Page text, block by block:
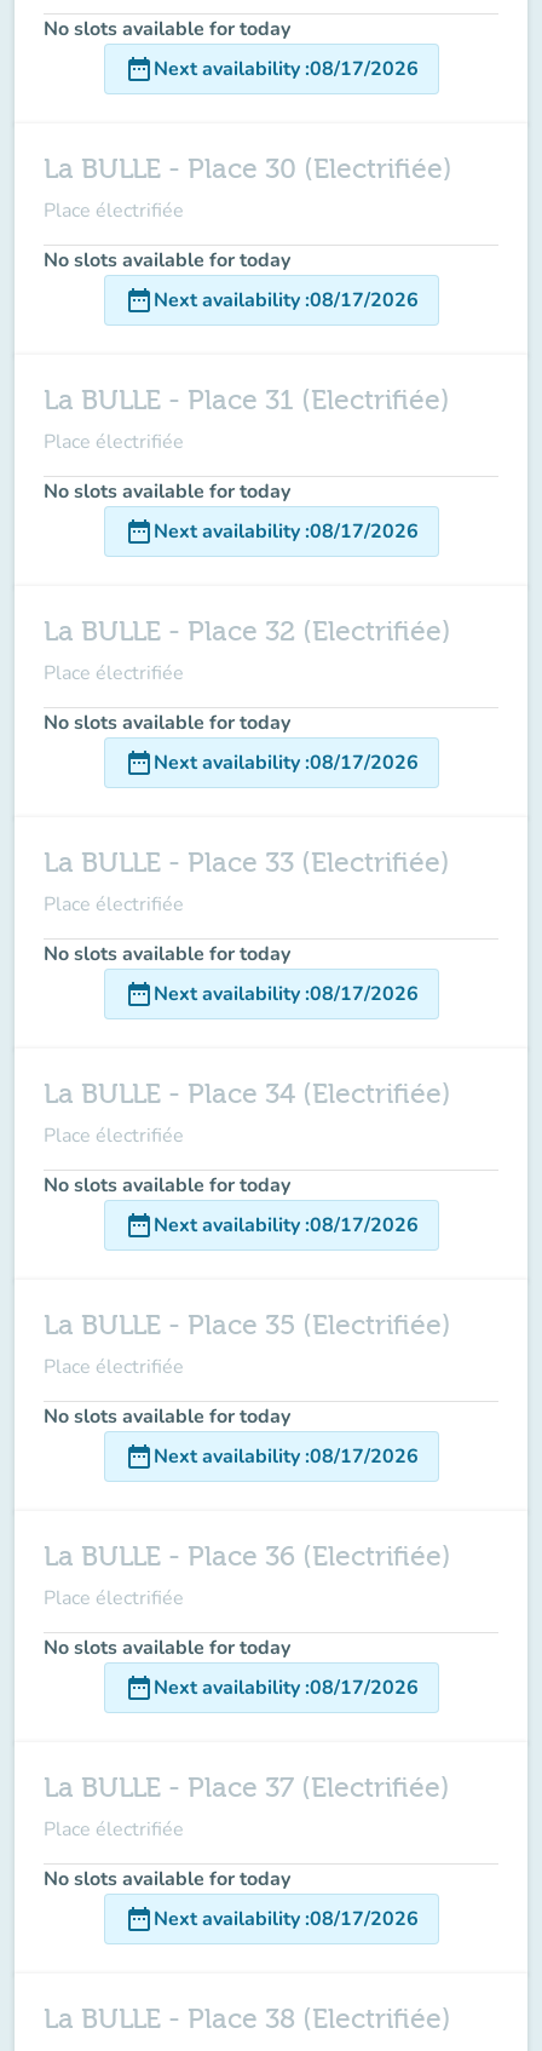
No slots available for today
date_rangeNext availability:08/17/2026
La BULLE - Place 30 (Electrifiée)
Place électrifiée
No slots available for today
date_rangeNext availability:08/17/2026
La BULLE - Place 31 (Electrifiée)
Place électrifiée
No slots available for today
date_rangeNext availability:08/17/2026
La BULLE - Place 32 (Electrifiée)
Place électrifiée
No slots available for today
date_rangeNext availability:08/17/2026
La BULLE - Place 33 (Electrifiée)
Place électrifiée
No slots available for today
date_rangeNext availability:08/17/2026
La BULLE - Place 34 (Electrifiée)
Place électrifiée
No slots available for today
date_rangeNext availability:08/17/2026
La BULLE - Place 35 (Electrifiée)
Place électrifiée
No slots available for today
date_rangeNext availability:08/17/2026
La BULLE - Place 36 (Electrifiée)
Place électrifiée
No slots available for today
date_rangeNext availability:08/17/2026
La BULLE - Place 37 (Electrifiée)
Place électrifiée
No slots available for today
date_rangeNext availability:08/17/2026
La BULLE - Place 38 (Electrifiée)